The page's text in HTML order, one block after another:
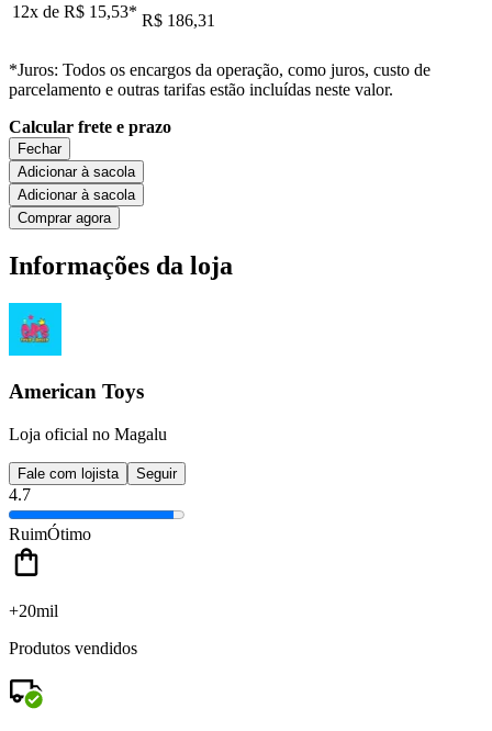
12x de R$ 15,53* R$ 186,31
*Juros: Todos os encargos da operação, como juros, custo de
parcelamento e outras tarifas estão incluídas neste valor.
Calcular frete e prazo
Fechar
Adicionar à sacola
Adicionar à sacola
Comprar agora
Informações da loja
American Toys
Loja oficial no Magalu
Fale com lojista Seguir
4.7
RuimÓtimo
+20mil
Produtos vendidos